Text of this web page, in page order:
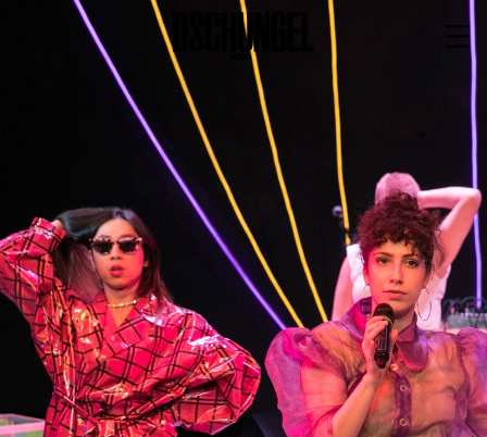
PROGRAMM
Festivals
Wild & Schön Festival
Gastspiele
Extras
Available for Touring
Archiv